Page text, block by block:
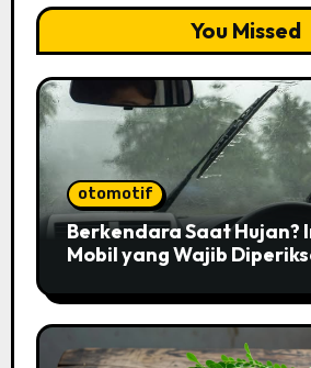
You Missed
otomotif
Berkendara Saat Hujan?
Mobil yang Wajib